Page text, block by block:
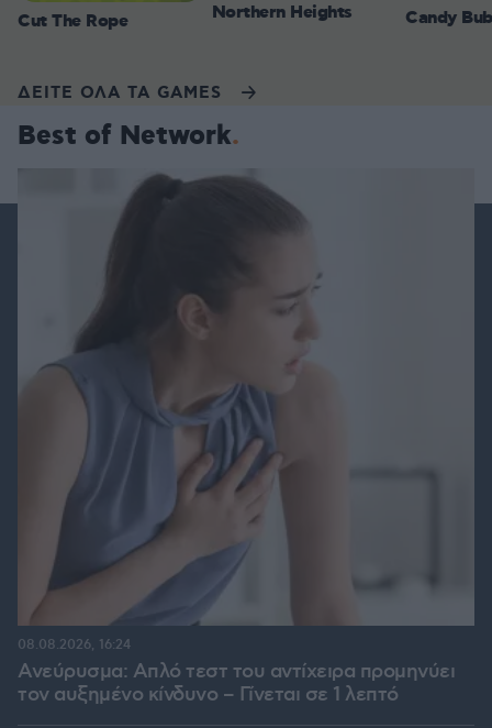
Cut The Rope Northern Heights Candy
ΔΕΙΤΕ ΟΛΑ ΤΑ GAMES
Best of Network
Ανεύρυσμα: Απλό τεστ του αντίχειρα προμηνύει
τον αυξημένο κίνδυνο – Γίνεται σε 1 λεπτό
08.08.2026, 16:24